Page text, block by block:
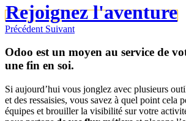
​​​​Rejoignez l'av​​enture​​​​​​
Précédent Suivant
Odoo est un moyen au service de
une fin en soi.
Si aujourd’hui vous jonglez avec plusieurs
et des ressaisies, vous savez à quel point cela
équipes et brouiller la visibilité sur votre